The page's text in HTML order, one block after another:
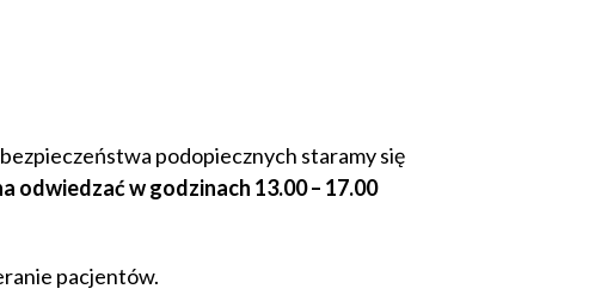
podopiecznych staramy się
odwiedzać w godzinach 13.00 – 17.00
pacjentów.